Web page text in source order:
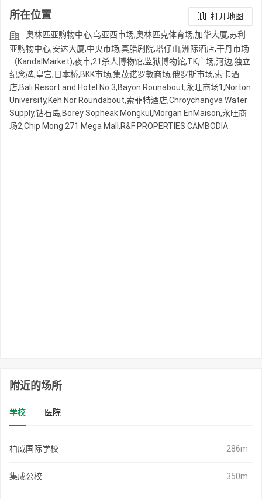
所在位置
打开地图
奥林匹亚购物中心,乌亚西市场,奥林匹克体育场,加华大厦,苏利
亚购物中心,安达大厦,中央市场,真腊剧院,塔仔山,洲际酒店,干丹市场
（KandalMarket),夜市,21杀人博物馆,监狱博物馆,TK广场,河边,独立
纪念碑,皇宫,日本桥,BKK市场,集茂诺罗敦商场,俄罗斯市场,索卡酒
店,Bali Resort and Hotel No.3,Bayon Rounabout,永旺商场1,Norton
University,Keh Nor Roundabout,索菲特酒店,Chroychangva Water
Supply,钻石岛,Borey Sopheak Mongkul,Morgan EnMaison,永旺商
场2,Chip Mong 271 Mega Mall,R&F PROPERTIES CAMBODIA
附近的场所
学校 医院
柏威国际学校 286m
集成公校 350m